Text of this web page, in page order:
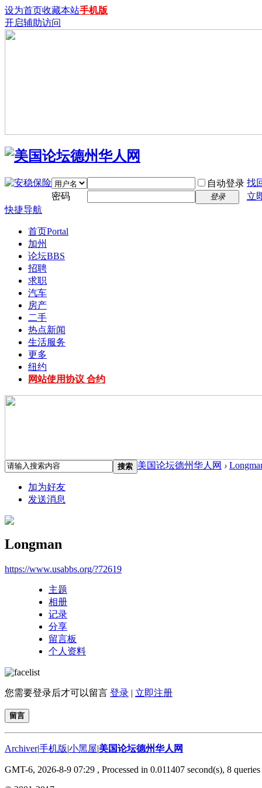
设为首页收藏本站手机版
开启辅助访问
自动登录 找
密码
登录
立
快捷导航
首页Portal
加州
论坛BBS
招聘
求职
汽车
房产
二手
热点新闻
生活服务
更多
纽约
网站使用协议 合约
搜索 美国论坛德州华人网 ›
加为好友
发送消息
Longman
https://www.usabbs.org/?72619
主题
相册
记录
分享
留言板
个人资料
您需要登录后才可以留言 登录 | 立即注册
留言
Archiver|手机版|小黑屋|美国论坛德州华人网
GMT-6, 2026-8-9 07:29 , Processed in 0.011407 second(s), 8 queries